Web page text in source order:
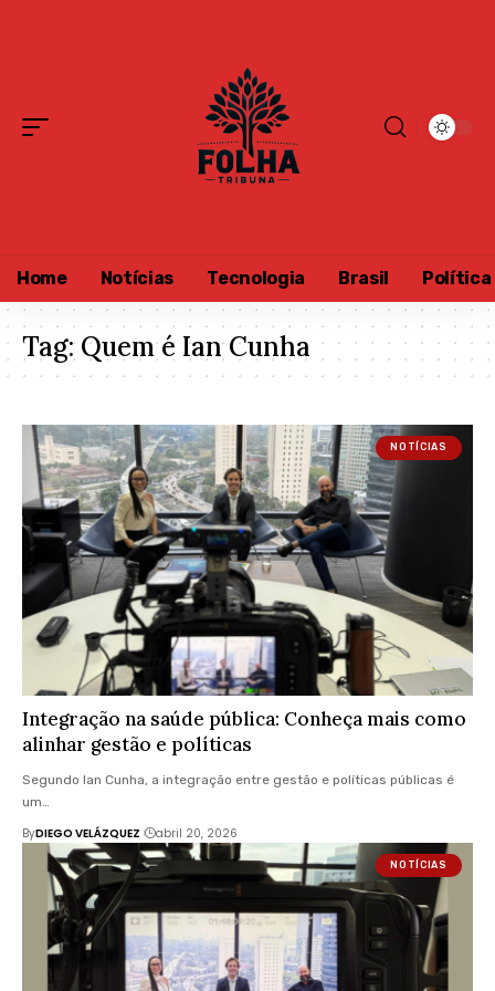
Home Notícias Tecnologia Brasil Política
Tag:Quem é Ian Cunha
NOTÍCIAS
Integração na saúde pública: Conheça mais como
alinhar gestão e políticas
Segundo Ian Cunha, a integração entre gestão e políticas públicas é
um…
ByDIEGO VELÁZQUEZ abril 20, 2026
NOTÍCIAS